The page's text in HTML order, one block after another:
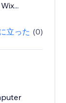
立った (0)